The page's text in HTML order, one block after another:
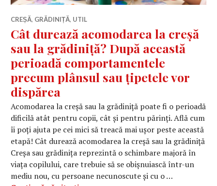
CREȘĂ, GRĂDINIȚĂ, UTIL
Cât durează acomodarea la creșă
sau la grădiniță? După această
perioadă comportamentele
precum plânsul sau țipetele vor
dispărea
Acomodarea la creșă sau la grădiniță poate fi o perioadă
dificilă atât pentru copii, cât și pentru părinți. Află cum
îi poți ajuta pe cei mici să treacă mai ușor peste această
etapă! Cât durează acomodarea la creșă sau la grădiniță
Creșa sau grădinița reprezintă o schimbare majoră în
viața copilului, care trebuie să se obișnuiască într-un
mediu nou, cu persoane necunoscute și cu o …